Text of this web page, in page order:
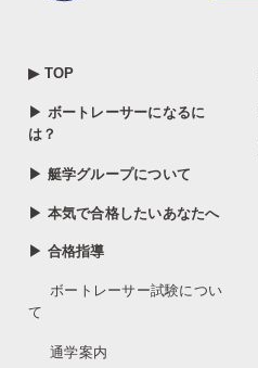
▶ TOP
▶ ボートレーサーになるに
は？
▶ 艇学グループについて
▶ 本気で合格したいあなたへ
▶ 合格指導
ボートレーサー試験につい
て
通学案内